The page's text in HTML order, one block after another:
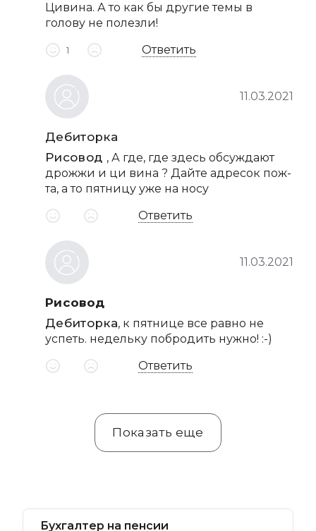
Цивина. А то как бы другие темы в
голову не полезли!
1 Ответить
Дебиторка
11.03.2021
Рисовод , А где, где здесь обсуждают
дрожжи и ци вина ? Дайте адресок пож-
та, а то пятницу уже на носу
Ответить
Рисовод
11.03.2021
Дебиторка, к пятнице все равно не
успеть. недельку побродить нужно! :-)
Ответить
Показать еще